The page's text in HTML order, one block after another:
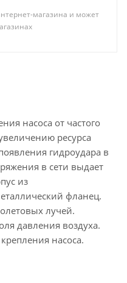
магазина и может
насоса от частого
ресурса
гидроудара в
в сети выдает
из
фланец.
лучей.
давления воздуха.
насоса.